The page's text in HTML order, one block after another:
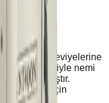
nem seviyelerine
teknolojisiyle nemi
tasarlanmıştır.
şantiyeleri için